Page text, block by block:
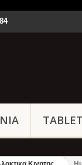
TABLET